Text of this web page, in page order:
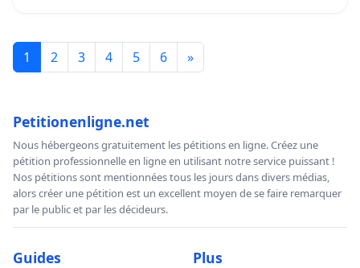
1 2 3 4 5 6 »
Petitionenligne.net
Nous hébergeons gratuitement les pétitions en ligne. Créez une
pétition professionnelle en ligne en utilisant notre service puissant !
Nos pétitions sont mentionnées tous les jours dans divers médias,
alors créer une pétition est un excellent moyen de se faire remarquer
par le public et par les décideurs.
Guides Plus